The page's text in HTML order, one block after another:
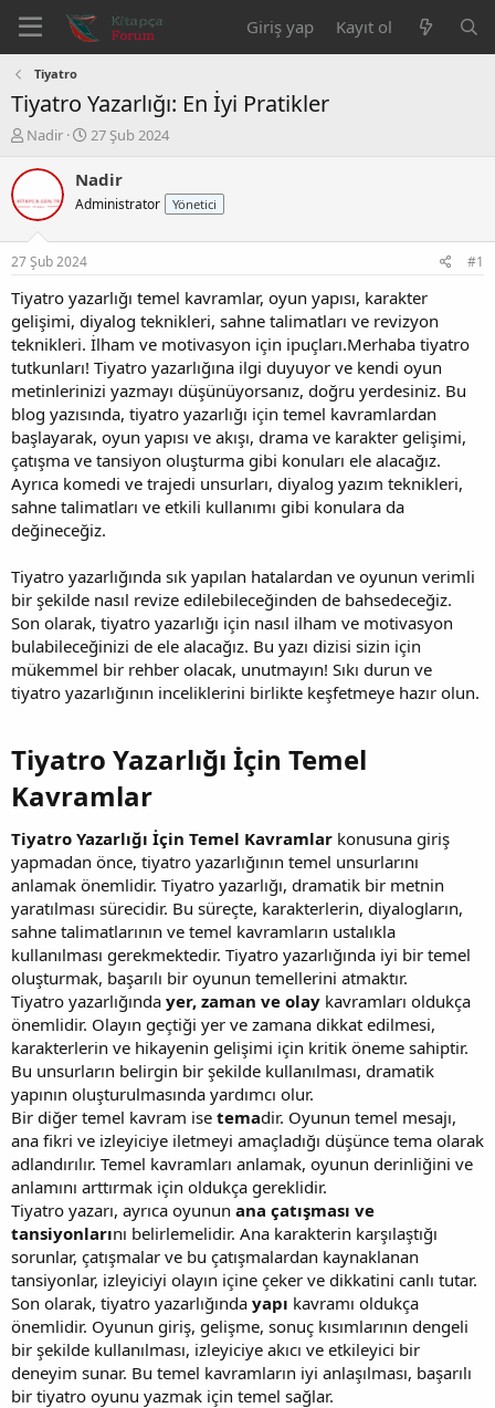
Giriş yap Kayıt ol
Tiyatro
Tiyatro Yazarlığı: En İyi Pratikler
K
n
u
u
b
a
ş
l
a
t
a
n
Nadir
B
ş
l
a
ç
t
a
r
h
i
27 Şub 2024
Nadir
Administrator Yönetici
27 Şub 2024 #1
Tiyatro yazarlığı temel kavramlar, oyun yapısı, karakter
gelişimi, diyalog teknikleri, sahne talimatları ve revizyon
teknikleri. İlham ve motivasyon için ipuçları.Merhaba tiyatro
tutkunları! Tiyatro yazarlığına ilgi duyuyor ve kendi oyun
metinlerinizi yazmayı düşünüyorsanız, doğru yerdesiniz. Bu
blog yazısında, tiyatro yazarlığı için temel kavramlardan
başlayarak, oyun yapısı ve akışı, drama ve karakter gelişimi,
çatışma ve tansiyon oluşturma gibi konuları ele alacağız.
Ayrıca komedi ve trajedi unsurları, diyalog yazım teknikleri,
sahne talimatları ve etkili kullanımı gibi konulara da
değineceğiz.
Tiyatro yazarlığında sık yapılan hatalardan ve oyunun verimli
bir şekilde nasıl revize edilebileceğinden de bahsedeceğiz.
Son olarak, tiyatro yazarlığı için nasıl ilham ve motivasyon
bulabileceğinizi de ele alacağız. Bu yazı dizisi sizin için
mükemmel bir rehber olacak, unutmayın! Sıkı durun ve
tiyatro yazarlığının inceliklerini birlikte keşfetmeye hazır olun.
Tiyatro Yazarlığı İçin Temel
Kavramlar​
Tiyatro Yazarlığı İçin Temel Kavramlar konusuna giriş
yapmadan önce, tiyatro yazarlığının temel unsurlarını
anlamak önemlidir. Tiyatro yazarlığı, dramatik bir metnin
yaratılması sürecidir. Bu süreçte, karakterlerin, diyalogların,
sahne talimatlarının ve temel kavramların ustalıkla
kullanılması gerekmektedir. Tiyatro yazarlığında iyi bir temel
oluşturmak, başarılı bir oyunun temellerini atmaktır.
Tiyatro yazarlığında yer, zaman ve olay kavramları oldukça
önemlidir. Olayın geçtiği yer ve zamana dikkat edilmesi,
karakterlerin ve hikayenin gelişimi için kritik öneme sahiptir.
Bu unsurların belirgin bir şekilde kullanılması, dramatik
yapının oluşturulmasında yardımcı olur.
Bir diğer temel kavram ise temadir. Oyunun temel mesajı,
ana fikri ve izleyiciye iletmeyi amaçladığı düşünce tema olarak
adlandırılır. Temel kavramları anlamak, oyunun derinliğini ve
anlamını arttırmak için oldukça gereklidir.
Tiyatro yazarı, ayrıca oyunun ana çatışması ve
tansiyonlarını belirlemelidir. Ana karakterin karşılaştığı
sorunlar, çatışmalar ve bu çatışmalardan kaynaklanan
tansiyonlar, izleyiciyi olayın içine çeker ve dikkatini canlı tutar.
Son olarak, tiyatro yazarlığında yapı kavramı oldukça
önemlidir. Oyunun giriş, gelişme, sonuç kısımlarının dengeli
bir şekilde kullanılması, izleyiciye akıcı ve etkileyici bir
deneyim sunar. Bu temel kavramların iyi anlaşılması, başarılı
bir tiyatro oyunu yazmak için temel sağlar.